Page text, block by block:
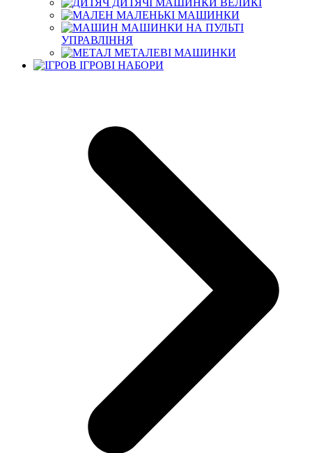
ДИТЯЧІ МАШИНКИ ВЕЛИКІ
МАЛЕНЬКІ МАШИНКИ
МАШИНКИ НА ПУЛЬТІ
УПРАВЛІННЯ
МЕТАЛЕВІ МАШИНКИ
ІГРОВІ НАБОРИ